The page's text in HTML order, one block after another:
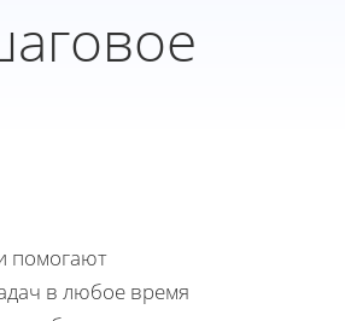
помогают
в любое время